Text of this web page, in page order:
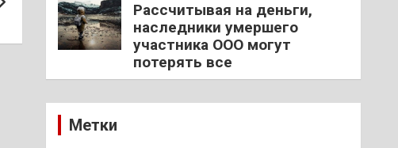
Рассчитывая на деньги,
наследники умершего
участника ООО могут
потерять все
Метки